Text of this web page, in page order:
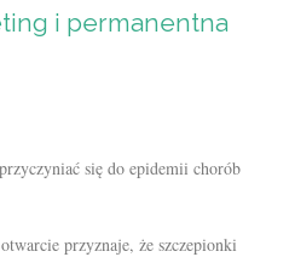
i permanentna
się do epidemii chorób
przyznaje, że szczepionki